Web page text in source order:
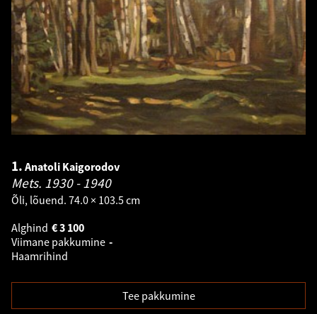
1. Anatoli Kaigorodov
Mets. 1930 - 1940
Õli, lõuend. 74.0 × 103.5 cm
Alghind
3 100
€
Viimane pakkumine -
Haamrihind
Tee pakkumine